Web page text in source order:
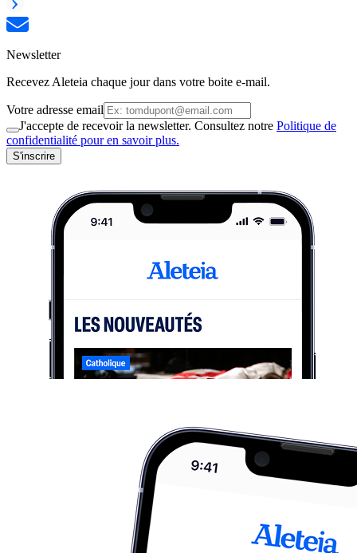
Newsletter
Recevez Aleteia chaque jour dans votre boite e-mail.
Votre adresse email
J'accepte de recevoir la newsletter. Consultez notre Politique de
confidentialité pour en savoir plus.
S'inscrire